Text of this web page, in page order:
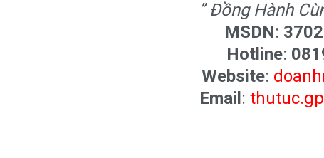
” Đồng Hành
MSDN:
Hotline:
Website:
Email: